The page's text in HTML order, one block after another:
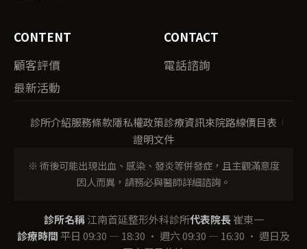
CONTENT
顧客評價
最新活動
CONTACT
電話諮詢
診所介紹服務條款隱私權政策診療資訊來院路線價目表
證明文件
※ 術後可能出現出血、感染、發炎等併發症，且主觀滿意度
因人而異，請務必與醫師詳細諮詢。
診所名稱江南首延整形外科診所代表院長崔東一
診療時間平日 09:30 — 18:30 · 週六 09:30 — 16:30 · 週日及